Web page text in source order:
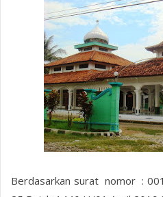
Berdasarkan surat nomor :